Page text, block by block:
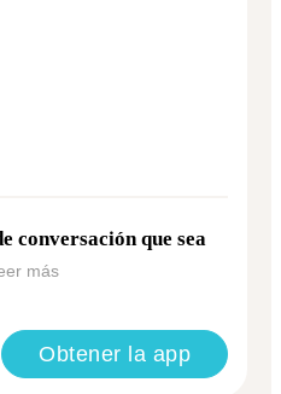
conversación que sea
más
Obtener la app